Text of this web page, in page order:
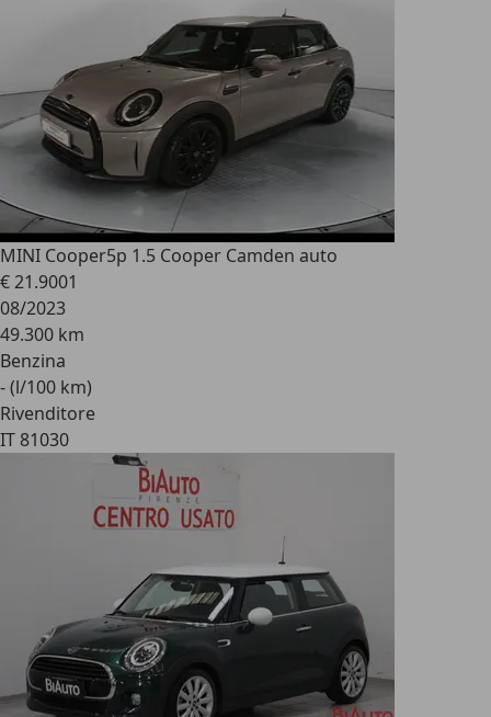
MINI Cooper5p 1.5 Cooper Camden auto
€ 21.9001
08/2023
49.300 km
Benzina
- (l/100 km)
Rivenditore
IT 81030